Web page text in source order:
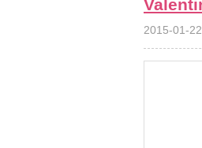
2015-01-22